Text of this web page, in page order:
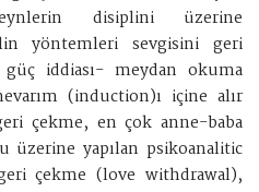
disiplini üzerine
yöntemleri sevgisini geri
iddiası- meydan okuma
(induction)ı içine alır
çekme, en çok anne-baba
üzerine yapılan psikoanalitic
çekme (love withdrawal),